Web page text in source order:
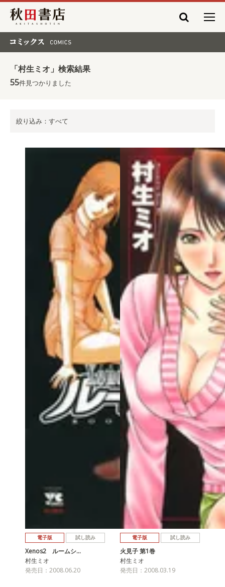
秋田書店
「村生ミオ」検索結果
55件見つかりました
絞り込み：すべて
電子版 試し読み
Xenos2 ルームシ…
村生ミオ
発売日：2008.06.20
電子版 試し読み
火見子 第1巻
村生ミオ
発売日：2008.03.19